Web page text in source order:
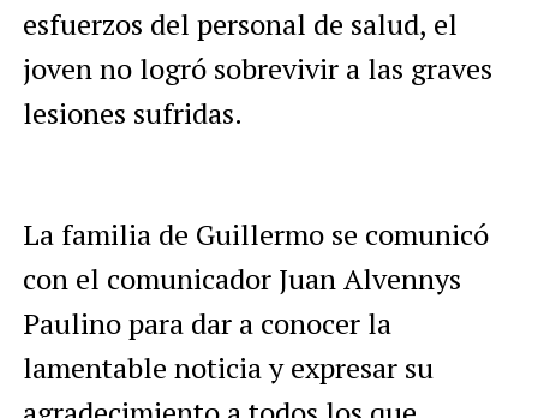
esfuerzos del personal de salud, el
joven no logró sobrevivir a las graves
lesiones sufridas.
La familia de Guillermo se comunicó
con el comunicador Juan Alvennys
Paulino para dar a conocer la
lamentable noticia y expresar su